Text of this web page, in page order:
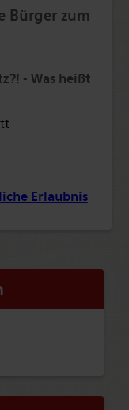
Bürger zum
- Was heißt
Erlaubnis